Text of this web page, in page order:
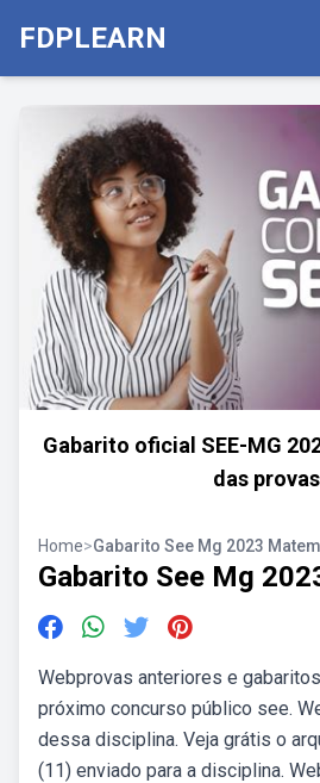
FDPLEARN
Gabarito oficial SEE-MG
das provas
Home>Gabarito See Mg 2023
Gabarito See Mg
Webprovas anteriores e
próximo concurso público see.
dessa disciplina. Veja grátis o
(11) enviado para a disciplina.